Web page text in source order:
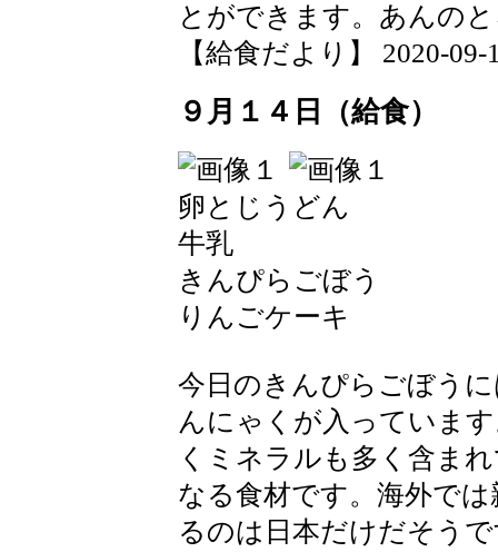
とができます。あんの
【給食だより】 2020-09-
９月１４日（給食）
卵とじうどん
牛乳
きんぴらごぼう
りんごケーキ
今日のきんぴらごぼう
んにゃくが入っていま
くミネラルも多く含ま
なる食材です。海外で
るのは日本だけだそう